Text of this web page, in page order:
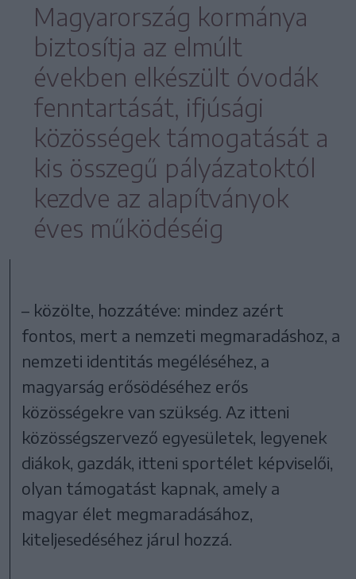
Magyarország kormánya
biztosítja az elmúlt
években elkészült óvodák
fenntartását, ifjúsági
közösségek támogatását a
kis összegű pályázatoktól
kezdve az alapítványok
éves működéséig
– közölte, hozzátéve: mindez azért
fontos, mert a nemzeti megmaradáshoz, a
nemzeti identitás megéléséhez, a
magyarság erősödéséhez erős
közösségekre van szükség. Az itteni
közösségszervező egyesületek, legyenek
diákok, gazdák, itteni sportélet képviselői,
olyan támogatást kapnak, amely a
magyar élet megmaradásához,
kiteljesedéséhez járul hozzá.